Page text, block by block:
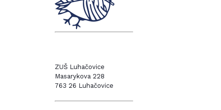
ZUŠ Luhačovice
Masarykova 228
763 26 Luhačovice